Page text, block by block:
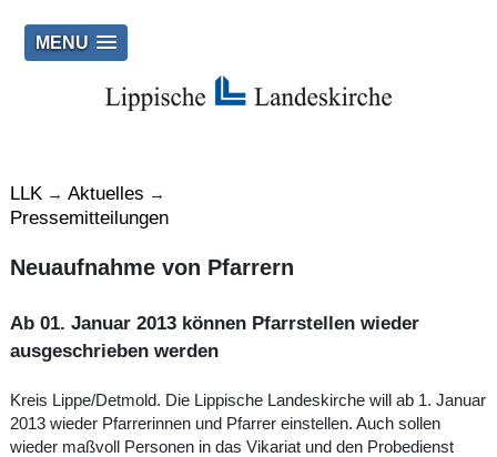
MENU
LLK → Aktuelles →
Pressemitteilungen
Neuaufnahme von Pfarrern
Ab 01. Januar 2013 können Pfarrstellen wieder
ausgeschrieben werden
Kreis Lippe/Detmold. Die Lippische Landeskirche will ab 1. Januar
2013 wieder Pfarrerinnen und Pfarrer einstellen. Auch sollen
wieder maßvoll Personen in das Vikariat und den Probedienst